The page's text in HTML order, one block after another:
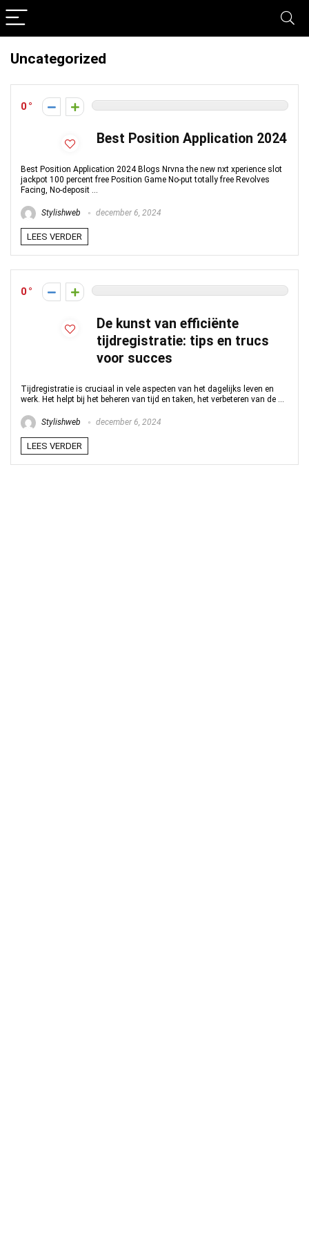
Uncategorized
0
Best Position Application 2024
Best Position Application 2024 Blogs Nrvna the new nxt xperience slot
jackpot 100 percent free Position Game No-put totally free Revolves
Facing, No-deposit ...
Stylishweb december 6, 2024
LEES VERDER
0
De kunst van efficiënte
tijdregistratie: tips en trucs
voor succes
Tijdregistratie is cruciaal in vele aspecten van het dagelijks leven en
werk. Het helpt bij het beheren van tijd en taken, het verbeteren van de ...
Stylishweb december 6, 2024
LEES VERDER